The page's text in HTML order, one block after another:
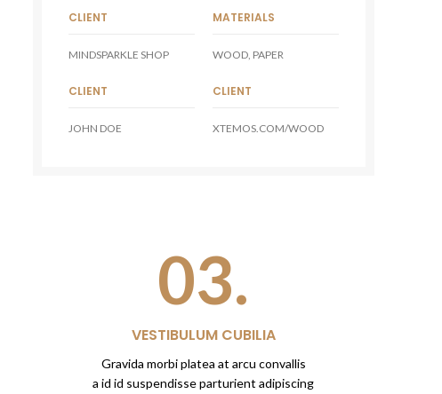
CLIENT MATERIALS
MINDSPARKLE SHOP WOOD, PAPER
CLIENT CLIENT
JOHN DOE XTEMOS.COM/WOOD
03.
VESTIBULUM CUBILIA
Gravida morbi platea at arcu convallis
a id id suspendisse parturient adipiscing